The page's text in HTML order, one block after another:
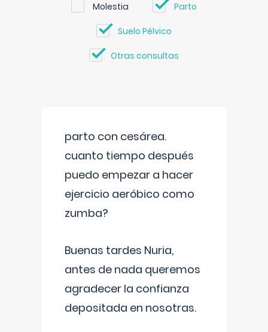
Molestia Parto
Suelo Pélvico
Otras consultas
parto con cesárea.
cuanto tiempo después
puedo empezar a hacer
ejercicio aeróbico como
zumba?
Buenas tardes Nuria,
antes de nada queremos
agradecer la confianza
depositada en nosotras.